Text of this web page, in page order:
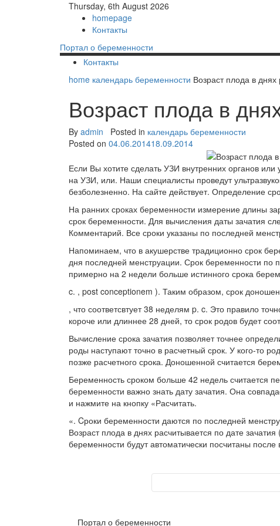
Thursday, 6th August 2026
homepage
Контакты
Портал о беременности
Контакты
home календарь беременности Возраст плода в днях
Возраст плода в
By admin Posted in календарь беременности
Posted on 04.06.201418.09.2014
Если Вы хотите сделать УЗИ внутренних органов
на УЗИ, или. Наши специалисты проведут
безболезненно. На сайте действует. Определение
На ранних сроках беременности измерение длины
срок беременности. Для вычисления даты зачатия
Комментарий. Все сроки указаны по последней
Напоминаем, что в акушерстве традиционно срок
дня последней менструации. Срок беременности по
примерно на 2 недели больше истинного срока
c. , post conceptionem ). Таким образом, срок
, что соответсвтует 38 неделям p. c. Это правило
короче или длиннее 28 дней, то срок родов будет
Вычисление срока зачатия позволяет точнее
роды наступают точно в расчетный срок. У кого-то
позже расчетного срока. Доношенной считается
Беременность сроком больше 42 недель считается
беременности важно знать дату зачатия. Она
и нажмите на кнопку «Расчитать.
«. Cроки беременности даются по последней
Возраст плода в днях расчитывается по дате
беременности будут автоматически посчитаны после
Портал о беременности